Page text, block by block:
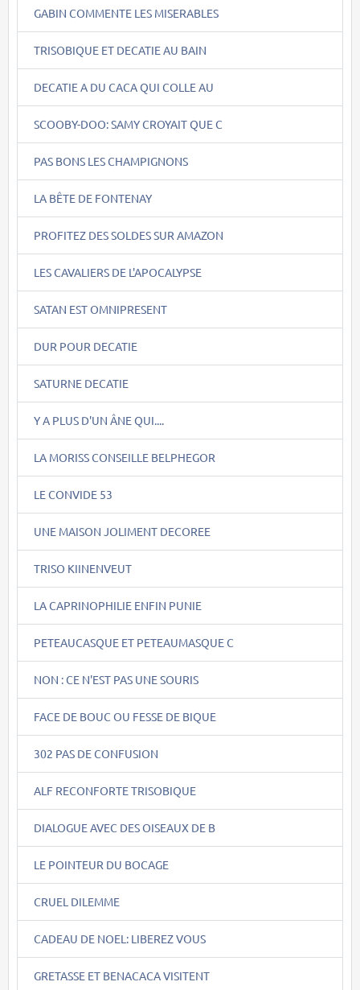
GABIN COMMENTE LES MISERABLES
TRISOBIQUE ET DECATIE AU BAIN
DECATIE A DU CACA QUI COLLE AU
SCOOBY-DOO: SAMY CROYAIT QUE C
PAS BONS LES CHAMPIGNONS
LA BÊTE DE FONTENAY
PROFITEZ DES SOLDES SUR AMAZON
LES CAVALIERS DE L'APOCALYPSE
SATAN EST OMNIPRESENT
DUR POUR DECATIE
SATURNE DECATIE
Y A PLUS D'UN ÂNE QUI....
LA MORISS CONSEILLE BELPHEGOR
LE CONVIDE 53
UNE MAISON JOLIMENT DECOREE
TRISO KIINENVEUT
LA CAPRINOPHILIE ENFIN PUNIE
PETEAUCASQUE ET PETEAUMASQUE C
NON : CE N'EST PAS UNE SOURIS
FACE DE BOUC OU FESSE DE BIQUE
302 PAS DE CONFUSION
ALF RECONFORTE TRISOBIQUE
DIALOGUE AVEC DES OISEAUX DE B
LE POINTEUR DU BOCAGE
CRUEL DILEMME
CADEAU DE NOEL: LIBEREZ VOUS
GRETASSE ET BENACACA VISITENT